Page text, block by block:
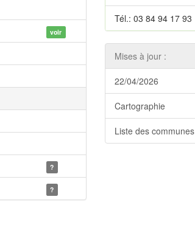
voir
?
?
Tél.: 03 84 94 17 93
Mises à jour :
22/04/2026
Cartographie
Liste des communes